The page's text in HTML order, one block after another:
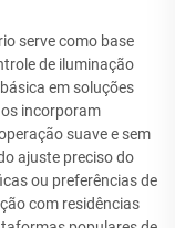
serve como base
de iluminação
em soluções
incorporam
suave e sem
ajuste preciso do
ou preferências de
com residências